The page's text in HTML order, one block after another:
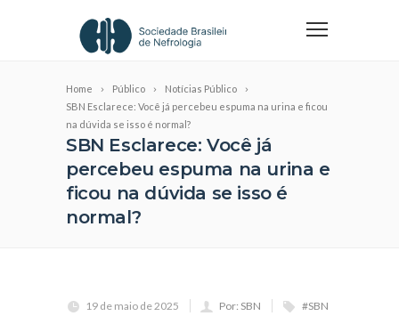
Home Público
Notícias Público
SBN Esclarece: Você já percebeu espuma na urina e ficou
na dúvida se isso é normal?
SBN Esclarece: Você já
percebeu espuma na urina e
ficou na dúvida se isso é
normal?
19 de maio de 2025 Por: SBN
#SBN